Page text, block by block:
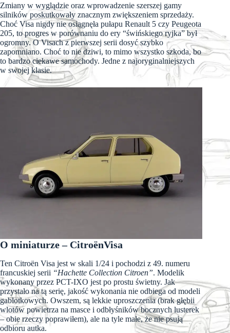
Zmiany w wyglądzie oraz wprowadzenie szerszej gamy
silników poskutkowały znacznym zwiększeniem sprzedaży.
Choć Visa nigdy nie osiągnęła pułapu Renault 5 czy Peugeota
205, to progres w porównaniu do ery “świńskiego ryjka” był
ogromny. O Visach z pierwszej serii dosyć szybko
zapomniano. Choć to nie dziwi, to mimo wszystko szkoda, bo
to bardzo ciekawe samochody. Jedne z najoryginalniejszych
w swojej klasie.
O miniaturze – CitroënVisa
Ten Citroën Visa jest w skali 1/24 i pochodzi z 49. numeru
francuskiej serii “Hachette Collection Citroen”. Modelik
wykonany przez PCT-IXO jest po prostu świetny. Jak
przystało na tą serię, jakość wykonania nie odbiega od modeli
gablotkowych. Owszem, są lekkie uproszczenia (brak głębii
wlotów powietrza na masce i odbłyśników bocznych lusterek
– obie rzeczy poprawiłem), ale na tyle małe, że nie psują
odbioru autka.